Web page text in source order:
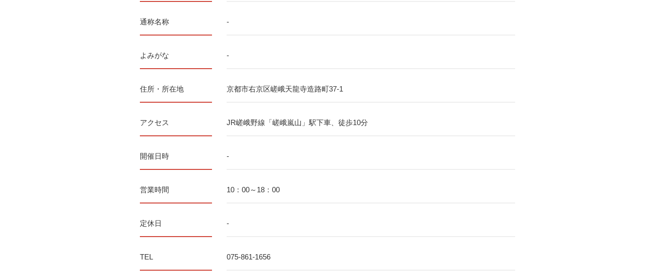
通称名称 -
よみがな -
住所・所在地 京都市右京区嵯峨天龍寺造路町37-1
アクセス JR嵯峨野線「嵯峨嵐山」駅下車、徒歩10分
開催日時 -
営業時間 10：00～18：00
定休日 -
TEL 075-861-1656